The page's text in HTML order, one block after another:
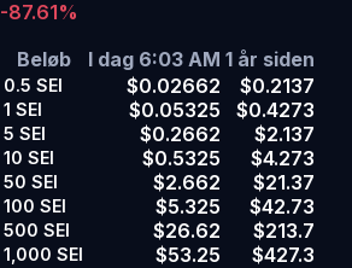
-87.61%
Beløb
I dag 6:03 AM 1 år siden
0.5 SEI $0.02662 $0.2137
1 SEI $0.05325 $0.4273
5 SEI $0.2662 $2.137
10 SEI $0.5325 $4.273
50 SEI $2.662 $21.37
100 SEI $5.325 $42.73
500 SEI $26.62 $213.7
1,000 SEI $53.25
$427.3